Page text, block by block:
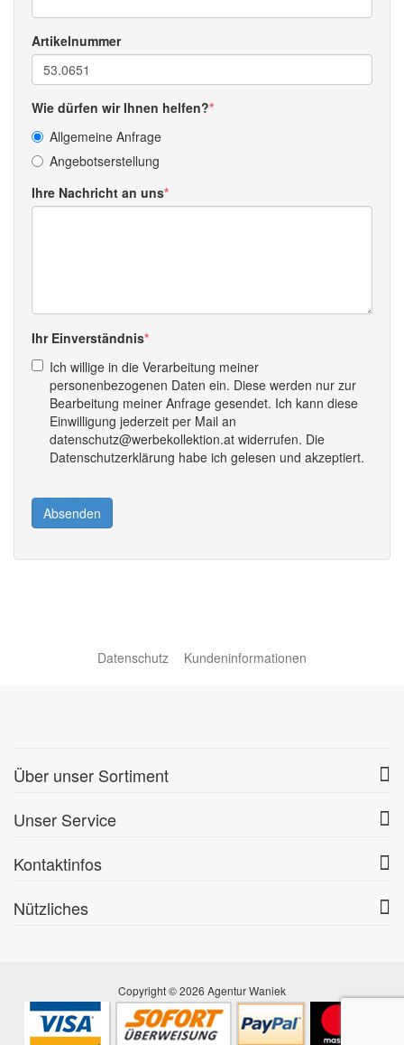
Artikelnummer
Wie dürfen wir Ihnen helfen?
Allgemeine Anfrage
Angebotserstellung
Ihre Nachricht an uns
Ihr Einverständnis
Ich willige in die Verarbeitung meiner
personenbezogenen Daten ein. Diese werden nur zur
Bearbeitung meiner Anfrage gesendet. Ich kann diese
Einwilligung jederzeit per Mail an
datenschutz@werbekollektion.at widerrufen. Die
Datenschutzerklärung habe ich gelesen und akzeptiert.
Absenden
Datenschutz Kundeninformationen
Über unser Sortiment
Unser Service
Kontaktinfos
Nützliches
Copyright © 2026 Agentur Waniek